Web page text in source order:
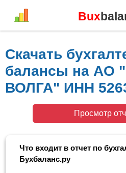
Bux
Скачать
балансы на АО
ВОЛГА" ИНН
Просмотр
Что входит в отчет по
Бухбаланс.ру